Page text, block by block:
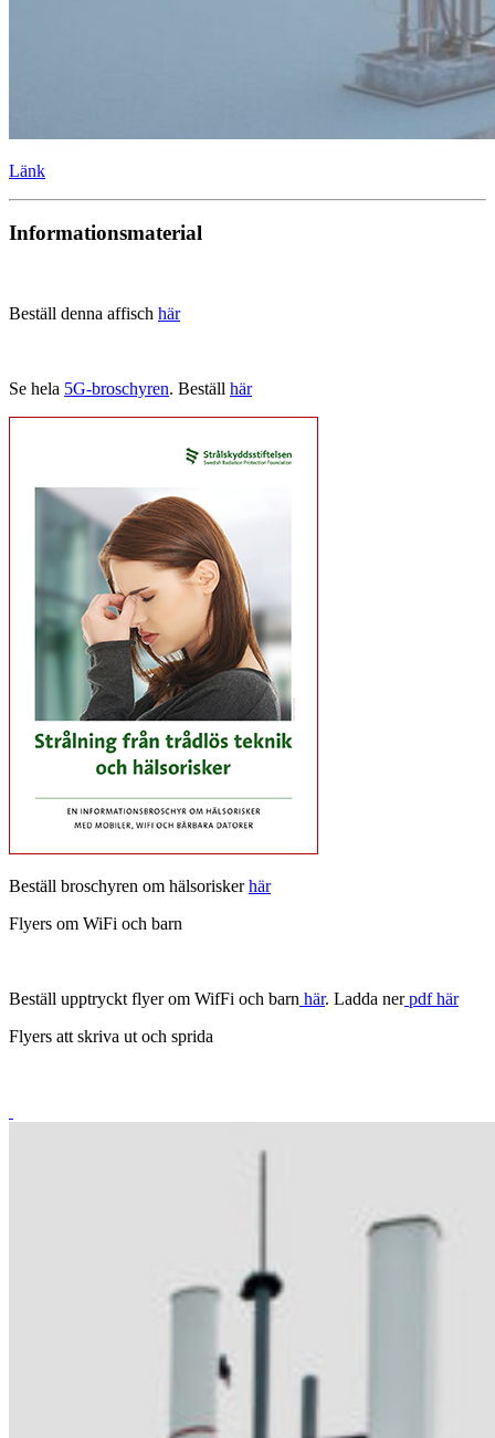
Länk
Informationsmaterial
Beställ denna affisch här
Se hela 5G-broschyren. Beställ här
Beställ broschyren om hälsoriskerhär
Flyers om WiFi och barn
Beställ upptryckt flyer om WifFi och barn här. Ladda nerpdf här
Flyers att skriva ut och sprida